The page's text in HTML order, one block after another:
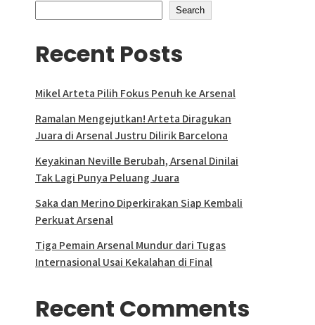
Search
Recent Posts
Mikel Arteta Pilih Fokus Penuh ke Arsenal
Ramalan Mengejutkan! Arteta Diragukan
Juara di Arsenal Justru Dilirik Barcelona
Keyakinan Neville Berubah, Arsenal Dinilai
Tak Lagi Punya Peluang Juara
Saka dan Merino Diperkirakan Siap Kembali
Perkuat Arsenal
Tiga Pemain Arsenal Mundur dari Tugas
Internasional Usai Kekalahan di Final
Recent Comments